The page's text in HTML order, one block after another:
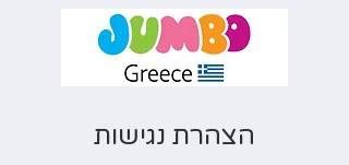
הצהרת נגישות